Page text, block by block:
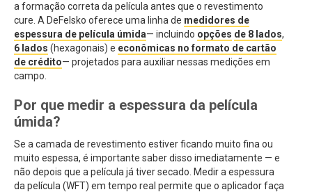
a formação correta da película antes que o revestimento
cure. A DeFelsko oferece uma linha de medidores de
espessura de película úmida— incluindo opções de 8 lados,
6 lados (hexagonais) e econômicas no formato de cartão
de crédito— projetados para auxiliar nessas medições em
campo.
Por que medir a espessura da película
úmida?
Se a camada de revestimento estiver ficando muito fina ou
muito espessa, é importante saber disso imediatamente — e
não depois que a película já tiver secado. Medir a espessura
da película (WFT) em tempo real permite que o aplicador faça